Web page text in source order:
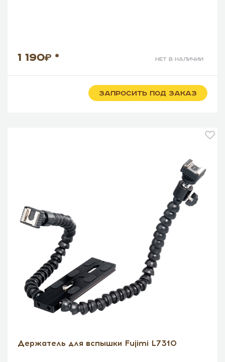
1 190 * нет в наличии
ЗАПРОСИТЬ ПОД ЗАКАЗ
Держатель для вспышки Fujimi L7310